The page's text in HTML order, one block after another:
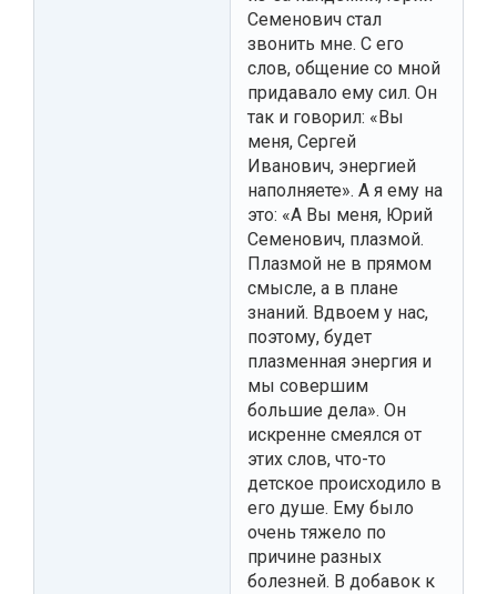
Семенович стал
звонить мне. С его
слов, общение со мной
придавало ему сил. Он
так и говорил: «Вы
меня, Сергей
Иванович, энергией
наполняете». А я ему на
это: «А Вы меня, Юрий
Семенович, плазмой.
Плазмой не в прямом
смысле, а в плане
знаний. Вдвоем у нас,
поэтому, будет
плазменная энергия и
мы совершим
большие дела». Он
искренне смеялся от
этих слов, что-то
детское происходило в
его душе. Ему было
очень тяжело по
причине разных
болезней. В добавок к